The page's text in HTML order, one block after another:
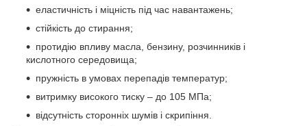
еластичність і міцність під час навантажень;
стійкість до стирання;
протидію впливу масла, бензину, розчинників і
кислотного середовища;
пружність в умовах перепадів температур;
витримку високого тиску – до 105 МПа;
відсутність сторонніх шумів і скрипіння.